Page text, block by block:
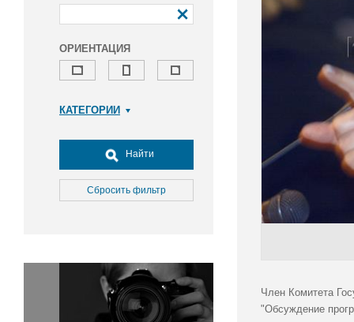
ОРИЕНТАЦИЯ
КАТЕГОРИИ
Досуг, туризм и отдых
Культура
Медицина
Окружающая среда
Политика
Правосудие
Найти
Сбросить фильтр
Член Комитета
"Обсуждение